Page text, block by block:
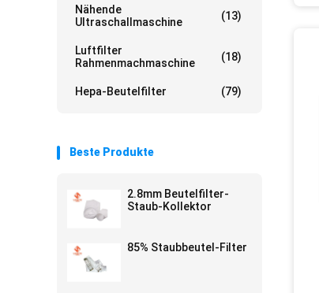
Nähende
Ultraschallmaschine
(13)
Luftfilter
Rahmenmachmaschine
(18)
Hepa-Beutelfilter (79)
Beste Produkte
2.8mm Beutelfilter-
Staub-Kollektor
85% Staubbeutel-Filter